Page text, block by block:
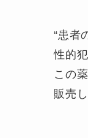
“患者
性的
この
販売